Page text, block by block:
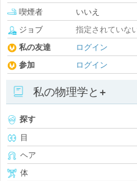
喫煙者
いいえ
ジョブ
指定されていな
私の友達
ログイン
参加
ログイン
私の物理学と+
探す
目
ヘア
体